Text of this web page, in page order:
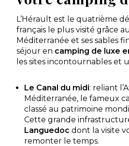
L’Hérault est le quatrième
français le plus visité grâce
Méditerranée et ses sables
séjour en camping de luxe
les sites incontournables et
Le Canal du midi: reliant
Méditerranée, le fameux
classé au patrimoine
Cette grande
Languedocdont la visite
remonter le temps.
locatif
Camping Les Champs
Vous souhaitez passer des